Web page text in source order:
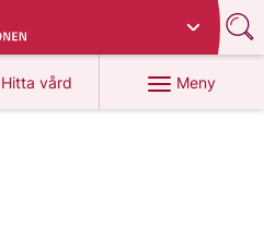
Hitta vård
på 1177.se
Meny